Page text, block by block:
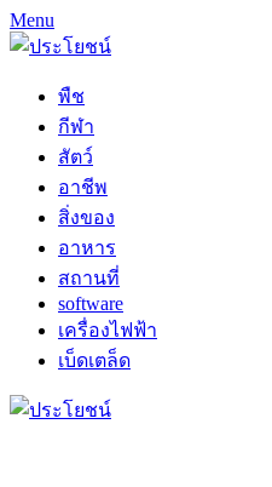
Menu
พืช
กีฬา
สัตว์
อาชีพ
สิ่งของ
อาหาร
สถานที่
software
เครื่องไฟฟ้า
เบ็ดเตล็ด